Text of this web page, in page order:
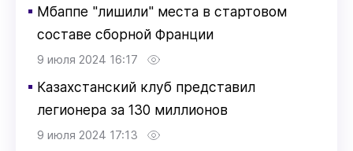
▪ Мбаппе "лишили" места в стартовом
составе сборной Франции
9 июля 2024 16:17
▪ Казахстанский клуб представил
легионера за 130 миллионов
9 июля 2024 17:13